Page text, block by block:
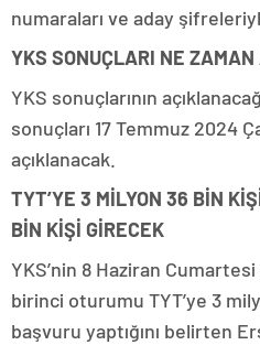
numaraları ve aday
YKS SONUÇLARI NE
YKS sonuçlarının
sonuçları 17 Temmuz 2024
açıklanacak.
TYT’YE 3 MİLYON 36 BİN
BİN KİŞİ GİRECEK
YKS’nin 8 Haziran Cumartesi
birinci oturumu TYT’ye 3
başvuru yaptığını belirten